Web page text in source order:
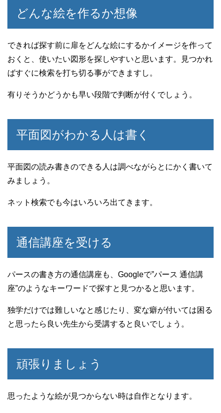
どんな絵を作るか想像
できれば探す前に扉をどんな絵にするかイメージを作って
おくと、使いたい図形を探しやすいと思います。見つかれ
ばすぐに検索を打ち切る事ができますし。
有りそうかどうかも早い段階で判断が付くでしょう。
平面図がわかる人は書く
平面図の読み書きのできる人は調べながらとにかく書いて
みましょう。
ネット検索でも今はいろいろ出てきます。
通信講座を受ける
パースの書き方の通信講座も、Googleで”パース 通信講
座”のようなキーワードで探すと見つかると思います。
独学だけでは難しいなと感じたり、変な癖が付いては困る
と思ったら良い先生から受講すると良いでしょう。
頑張りましょう
思ったような絵が見つからない時は自作となります。